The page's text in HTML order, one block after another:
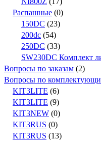
Распашные (0)
150DC (23)
200dc (54)
250DC (33)
SW230DC Комплект
Вопросы по заказам (2)
Вопросы по
KIT3LITE (6)
KIT3LITE (9)
KIT3NEW (0)
KIT3RUS (0)
KIT3RUS (13)